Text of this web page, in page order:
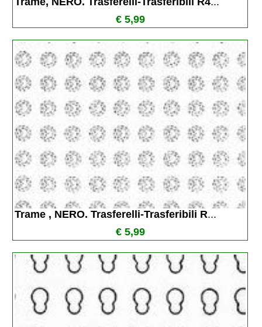
€ 5,99
Trame , NERO. Trasferelli-Trasferibili R...
€ 5,99